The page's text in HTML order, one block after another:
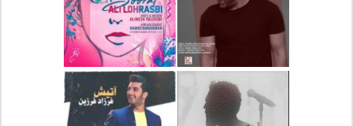
دانلود آهنگ جدید رضا
بهرام بنام نگار
دانلود آهنگ جدید علی
لهراسبی بنام صورت